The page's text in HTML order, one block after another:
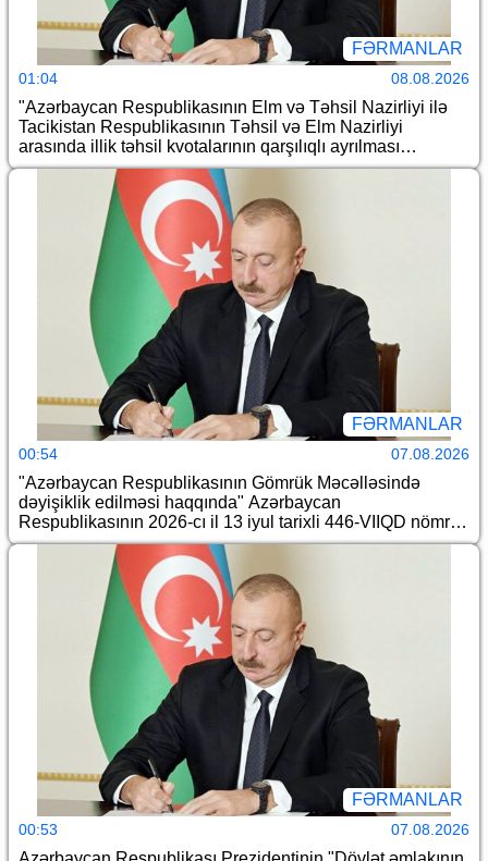
FƏRMANLAR
01:04 08.08.2026
"Azərbaycan Respublikasının Elm və Təhsil Nazirliyi ilə
Tacikistan Respublikasının Təhsil və Elm Nazirliyi
arasında illik təhsil kvotalarının qarşılıqlı ayrılması
haqqında Saziş"in təsdiq edilməsi barədə
FƏRMANLAR
00:54 07.08.2026
"Azərbaycan Respublikasının Gömrük Məcəlləsində
dəyişiklik edilməsi haqqında" Azərbaycan
Respublikasının 2026-cı il 13 iyul tarixli 446-VIIQD nömrəli
Qanununun tətbiqi və bununla əlaqədar Azərbaycan
Respublikası Prezidentinin bəzi fərmanlarında və
Sərəncamında dəyişiklik edilməsi barədə
FƏRMANLAR
00:53 07.08.2026